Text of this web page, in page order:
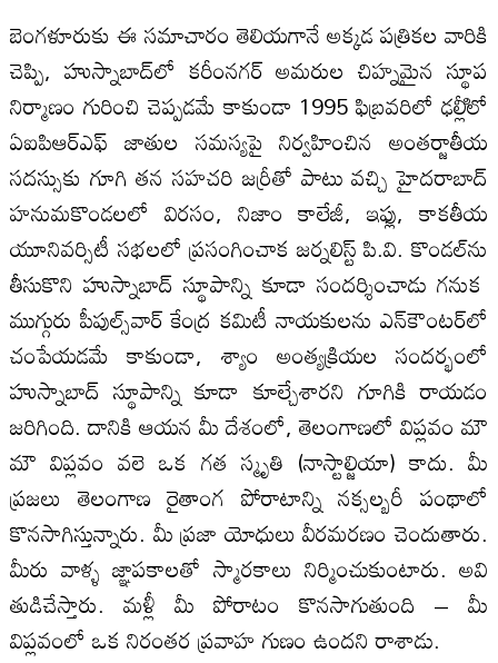
బెంగళూరుకు ఈ సమాచారం తెలియగానే అక్కడ పత్రికల వారికి
చెప్పి, హుస్నాబాద్‌లో కరీంనగర్‌ అమరుల చిహ్నమైన స్థూప
నిర్మాణం గురించి చెప్పడమే కాకుండా 1995 ఫిబ్రవరిలో ఢల్లీిలో
ఏఐపిఆర్‌ఎఫ్‌ జాతుల సమస్యపై నిర్వహించిన అంతర్జాతీయ
సదస్సుకు గూగి తన సహచరి జర్రీతో పాటు వచ్చి హైదరాబాద్‌
హనుమకొండలలో విరసం, నిజాం కాలేజీ, ఇఫ్లు, కాకతీయ
యూనివర్సిటీ సభలలో ప్రసంగించాక జర్నలిస్ట్‌ పి.వి. కొండల్‌ను
తీసుకొని హుస్నాబాద్‌ స్థూపాన్ని కూడా సందర్శించాడు గనుక
ముగ్గురు పీపుల్స్‌వార్‌ కేంద్ర కమిటీ నాయకులను ఎన్‌కౌంటర్‌లో
చంపేయడమే కాకుండా, శ్యాం అంత్యక్రియల సందర్భంలో
హుస్నాబాద్‌ స్థూపాన్ని కూడా కూల్చేశారని గూగికి రాయడం
జరిగింది. దానికి ఆయన మీ దేశంలో, తెలంగాణలో విప్లవం మౌ
మౌ విప్లవం వలె ఒక గత స్మృతి (నాస్టాల్జియా) కాదు. మీ
ప్రజలు తెలంగాణ రైతాంగ పోరాటాన్ని నక్సల్బరీ పంథాలో
కొనసాగిస్తున్నారు. మీ ప్రజా యోధులు వీరమరణం చెందుతారు.
మీరు వాళ్ళ జ్ఞాపకాలతో స్మారకాలు నిర్మించుకుంటారు. అవి
తుడిచేస్తారు. మళ్లీ మీ పోరాటం కొనసాగుతుంది – మీ
విప్లవంలో ఒక నిరంతర ప్రవాహ గుణం ఉందని రాశాడు.